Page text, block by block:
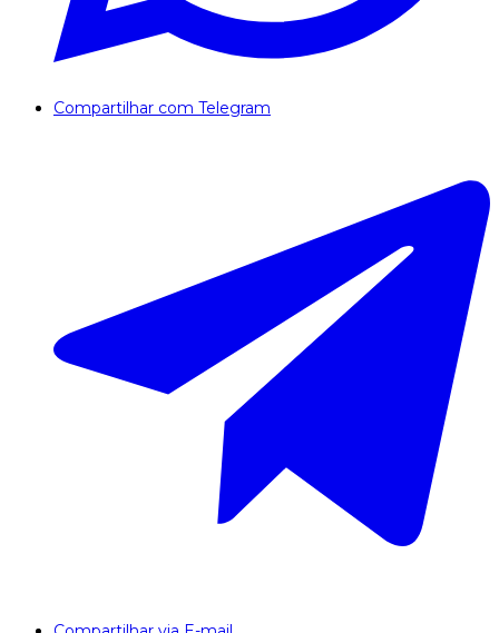
Compartilhar com Telegram